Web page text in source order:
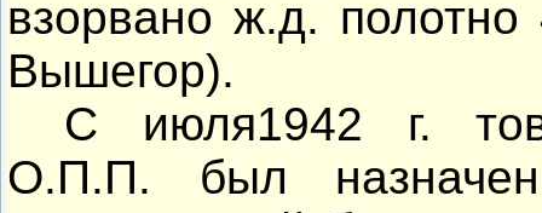
взорвано ж.д.
Вышегор).
С июля1942 г.
О.П.П. был